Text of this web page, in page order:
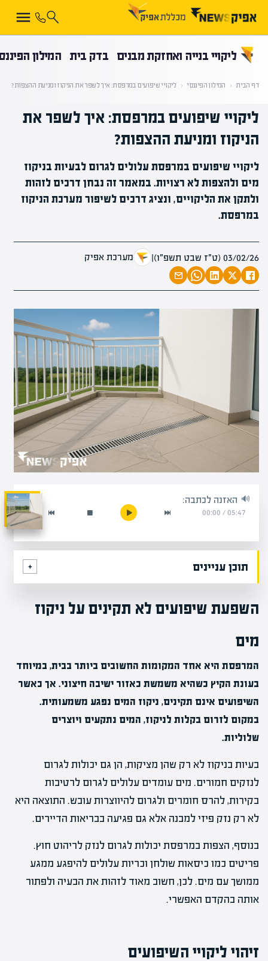
ליקויי בנייה ואחזקת מבנים בדק בית המילון
דף הבית ‹ המילון הפיננסי ‹ ליקויי שיפועים במרפסת: איך לשפר את הניקוז ומניעת ההצפות?
ליקויי שיפועים במרפסת: איך לשפר את
הניקוז ומניעת ההצפות?
ליקויי שיפועים במרפסת עלולים לגרום לבעיות בניקוז
מים ולהצפות לא רצויות. במאמר זה נבחן דרכים לזהות
ולתקן את הליקויים, ונציג דרכים לשיפור מערכת הניקוז
במרפסת.
03/02/26 (ט״ז שבט תשפ״ו) | מערכת אפיק
האזנה לכתבה:
05:47
/
00:00
תוכן עניינים
השפעת שיפועים לא תקינים על ניקוז
מים
המרפסת היא אחד המקומות החשובים ביותר בבית, במיוחד
בעונת הקיץ כשהיא משמשת כאזור ישיבה חיצוני. אך כאשר
השיפועים אינם תקינים, ניקוז המים נפגע משמעותית.
במקום לזרום בקלות לניקוז, המים נתקעים ויוצרים
שלוליות.
בעיות בניקוז לא רק שהן מציקות, הן גם יכולות לגרום
לנזקים חמורים. מים עומדים עלולים לגרום לרטיבות
בקירות, להרס חומרים ולגרום להיווצרות עובש. התוצאה היא
לא רק נזק פיזי למבנה אלא גם פגיעה בבריאות הדיירים.
בנוסף, הצפות במרפסת יכולות לגרום לנזק לריהוט חוץ.
פריטים כמו כיסאות שולחן וכריות עלולים להיפגע ממגע
ממושך עם מים. לכן, חשוב מאוד לזהות את הבעיה ולפתור
אותה בהקדם האפשרי.
זיהוי ליקויי השיפועים